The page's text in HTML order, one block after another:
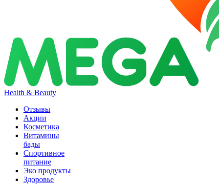
Health & Beauty
Отзывы
Акции
Косметика
Витамины
бады
Спортивное
питание
Эко продукты
Здоровье